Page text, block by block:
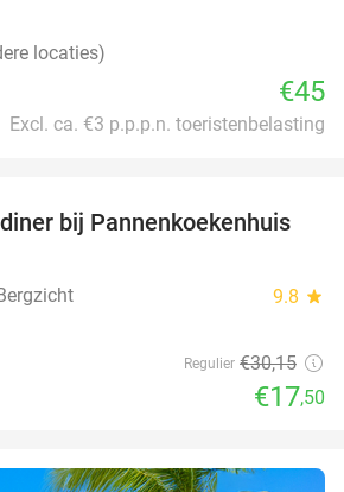
locaties)
€45
Excl. ca. €3 p.p.p.n. toeristenbelasting
42%
bij Pannenkoekenhuis
9.8 star
Regulier €30,15
€17,50